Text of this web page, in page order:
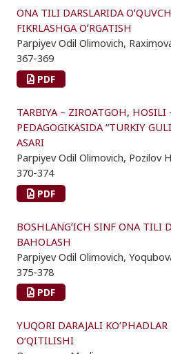
ONA TILI DARSLARIDA
FIKRLASHGA OʻRGATISH
Parpiyev Odil Olimovich,
367-369
PDF
TARBIYA – ZIROATGOH, HOSILI
PEDAGOGIKASIDA “TURKIY
ASARI
Parpiyev Odil Olimovich, Pozilov
370-374
PDF
BOSHLANGʻICH SINF ONA TILI
BAHOLASH
Parpiyev Odil Olimovich,
375-378
PDF
YUQORI DARAJALI
O‘QITILISHI